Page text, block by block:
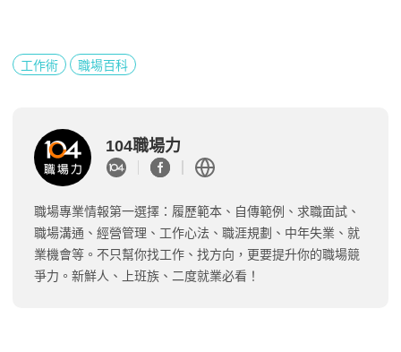
工作術 職場百科
104職場力
職場專業情報第一選擇：履歷範本、自傳範例、求職面試、
職場溝通、經營管理、工作心法、職涯規劃、中年失業、就
業機會等。不只幫你找工作、找方向，更要提升你的職場競
爭力。新鮮人、上班族、二度就業必看！